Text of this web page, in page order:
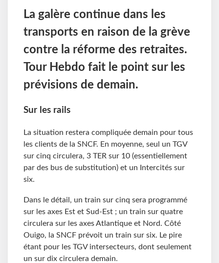
La galère continue dans les
transports en raison de la grève
contre la réforme des retraites.
Tour Hebdo fait le point sur les
prévisions de demain.
Sur les rails
La situation restera compliquée demain pour tous
les clients de la SNCF. En moyenne, seul un TGV
sur cinq circulera, 3 TER sur 10 (essentiellement
par des bus de substitution) et un Intercités sur
six.
Dans le détail, un train sur cinq sera programmé
sur les axes Est et Sud-Est ; un train sur quatre
circulera sur les axes Atlantique et Nord. Côté
Ouigo, la SNCF prévoit un train sur six. Le pire
étant pour les TGV intersecteurs, dont seulement
un sur dix circulera demain.